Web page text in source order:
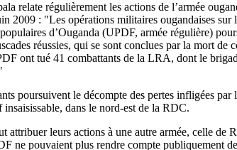
relate régulièrement les actions de l’armée
2009 : "Les opérations militaires ougandaises sur
d’Ouganda (UPDF, armée régulière)
réussies, qui se sont conclues par la mort
ont tué 41 combattants de la LRA, dont le
poursuivent le décompte des pertes infligées
dans le nord-est de la RDC.
attribuer leurs actions à une autre armée, celle de
ne pouvaient plus rendre compte publiquement